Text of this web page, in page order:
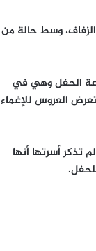
وأثناء طقوس الزفاف، وسط حالة من
الحفل وهي في
العروس للإغماء
أسرتها أنها